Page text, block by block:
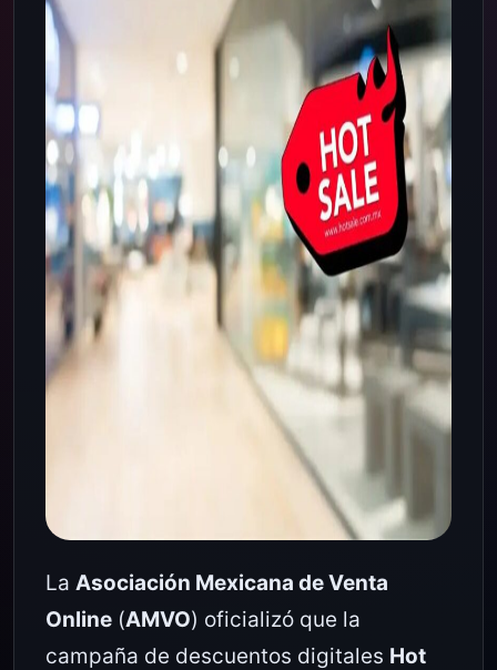
La Asociación Mexicana de Venta
Online (AMVO) oficializó que la
campaña de descuentos digitales Hot